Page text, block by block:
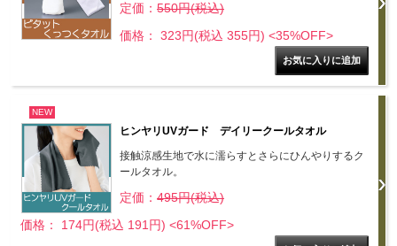
定価： 550円(税込)
価格： 323円(税込 355円) <35%OFF>
NEW
ヒンヤリUVガード デイリークールタオル
接触涼感生地で水に濡らすとさらにひんやりするク
ールタオル。
定価： 495円(税込)
価格： 174円(税込 191円) <61%OFF>